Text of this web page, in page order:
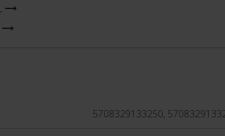
5708329133250,